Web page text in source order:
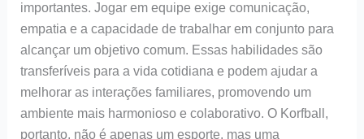
importantes. Jogar em equipe exige comunicação,
empatia e a capacidade de trabalhar em conjunto para
alcançar um objetivo comum. Essas habilidades são
transferíveis para a vida cotidiana e podem ajudar a
melhorar as interações familiares, promovendo um
ambiente mais harmonioso e colaborativo. O Korfball,
portanto, não é apenas um esporte, mas uma